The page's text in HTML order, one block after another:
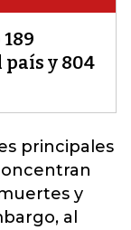
país y 804
principales
y
al